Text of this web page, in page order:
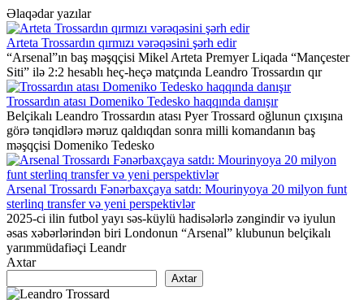
Əlaqədar yazılar
Arteta Trossardın qırmızı vərəqəsini şərh edir
“Arsenal”ın baş məşqçisi Mikel Arteta Premyer Liqada “Mançester
Siti” ilə 2:2 hesablı heç-heçə matçında Leandro Trossardın qır
Trossardın atası Domeniko Tedesko haqqında danışır
Belçikalı Leandro Trossardın atası Pyer Trossard oğlunun çıxışına
görə tənqidlərə məruz qaldıqdan sonra milli komandanın baş
məşqçisi Domeniko Tedesko
Arsenal Trossardı Fənərbaxçaya satdı: Mourinyoya 20 milyon funt
sterlinq transfer və yeni perspektivlər
2025-ci ilin futbol yayı səs-küylü hadisələrlə zəngindir və iyulun
əsas xəbərlərindən biri Londonun “Arsenal” klubunun belçikalı
yarımmüdafiəçi Leandr
Axtar
Axtar